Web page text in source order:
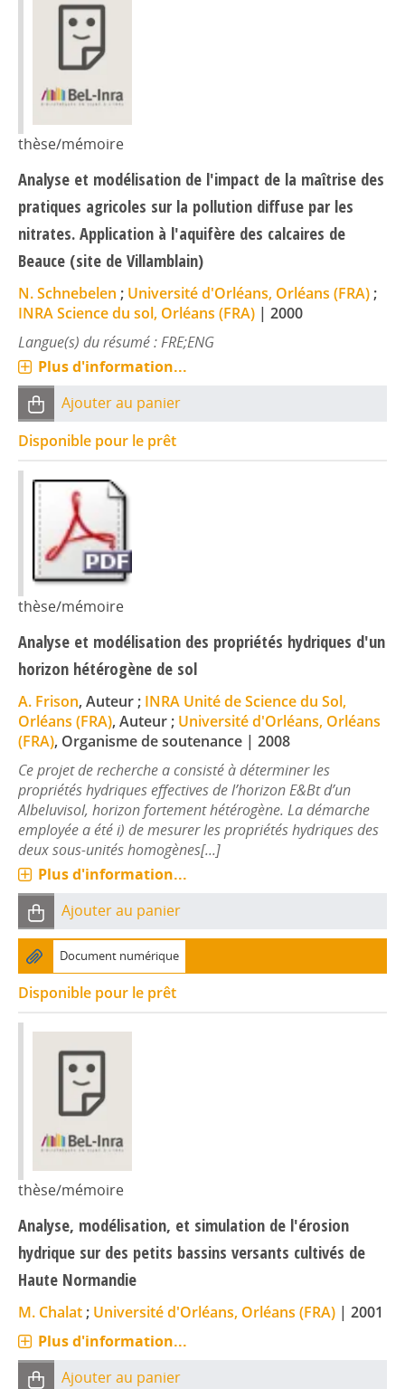
thèse/mémoire
Analyse et modélisation de l'impact de la maîtrise des
pratiques agricoles sur la pollution diffuse par les
nitrates. Application à l'aquifère des calcaires de
Beauce (site de Villamblain)
N. Schnebelen ; Université d'Orléans, Orléans (FRA) ;
INRA Science du sol, Orléans (FRA) | 2000
Langue(s) du résumé : FRE;ENG
Plus d'information...
Ajouter au panier
Disponible pour le prêt
thèse/mémoire
Analyse et modélisation des propriétés hydriques d'un
horizon hétérogène de sol
A. Frison, Auteur ; INRA Unité de Science du Sol,
Orléans (FRA), Auteur ; Université d'Orléans, Orléans
(FRA), Organisme de soutenance | 2008
Ce projet de recherche a consisté à déterminer les
propriétés hydriques effectives de l’horizon E&Bt d’un
Albeluvisol, horizon fortement hétérogène. La démarche
employée a été i) de mesurer les propriétés hydriques des
deux sous-unités homogènes[...]
Plus d'information...
Ajouter au panier
Document numérique
Disponible pour le prêt
thèse/mémoire
Analyse, modélisation, et simulation de l'érosion
hydrique sur des petits bassins versants cultivés de
Haute Normandie
M. Chalat; Université d'Orléans, Orléans (FRA) | 2001
Plus d'information...
Ajouter au panier